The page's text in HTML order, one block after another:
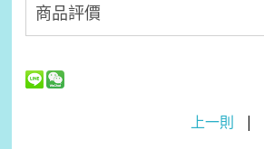
商品評價
上一則 |